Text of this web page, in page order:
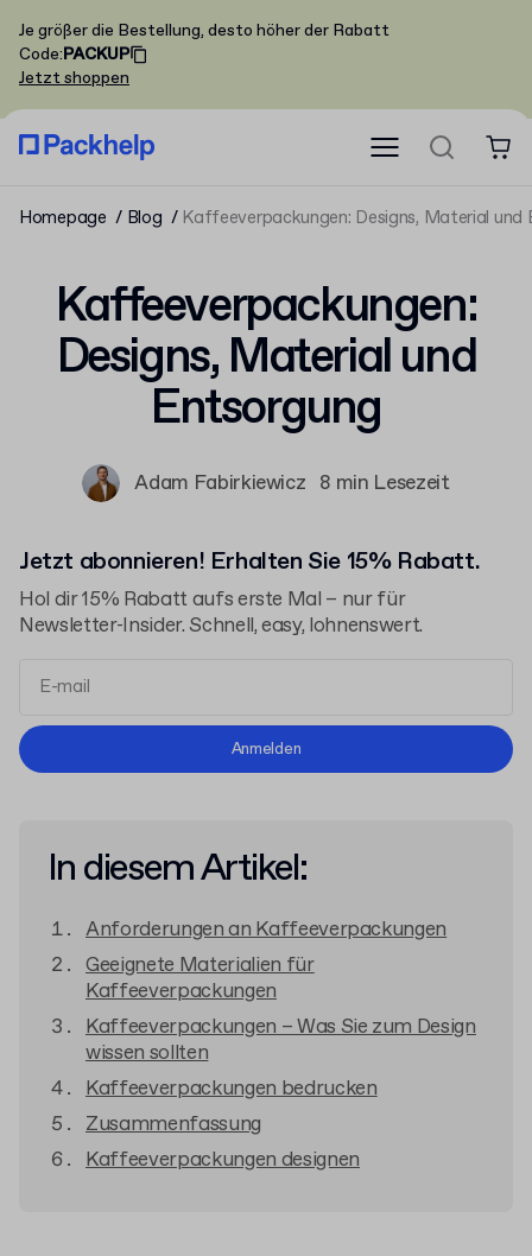
Je größer die Bestellung, desto höher der Rabatt
Code:PACKUP
Jetzt shoppen
Homepage Blog Kaffeeverpackungen: Designs, Material und
Kaffeeverpackungen:
Designs, Material und
Entsorgung
Adam Fabirkiewicz 8 min Lesezeit
Jetzt abonnieren! Erhalten Sie 15% Rabatt.
Hol dir 15% Rabatt aufs erste Mal – nur für
Newsletter-Insider. Schnell, easy, lohnenswert.
Allgemeinen Geschäftsbedingungen
Anmelden
In diesem Artikel:
Anforderungen an Kaffeeverpackungen
Geeignete Materialien für
Kaffeeverpackungen
Kaffeeverpackungen – Was Sie zum Design
wissen sollten
Kaffeeverpackungen bedrucken
Zusammenfassung
Kaffeeverpackungen designen